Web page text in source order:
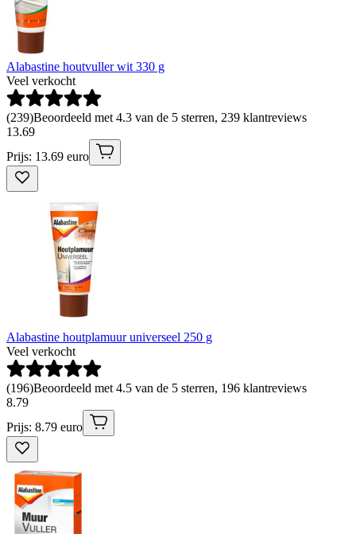
Alabastine houtvuller wit 330 g
Veel verkocht
(239)Beoordeeld met 4.3 van de 5 sterren, 239 klantreviews
13.69
Prijs: 13.69 euro
Alabastine houtplamuur universeel 250 g
Veel verkocht
(196)Beoordeeld met 4.5 van de 5 sterren, 196 klantreviews
8.79
Prijs: 8.79 euro